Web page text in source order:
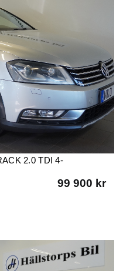
2.0 TDI 4-
99 900 kr